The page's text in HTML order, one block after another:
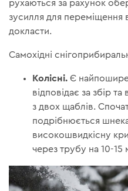
рухаються за рахунок
зусилля для переміщення
докласти.
Самохідні
Колісні. Є
відповідає за збір та
з двох щаблів.
подрібнюється
високошвидкісну
через трубу на 10-15